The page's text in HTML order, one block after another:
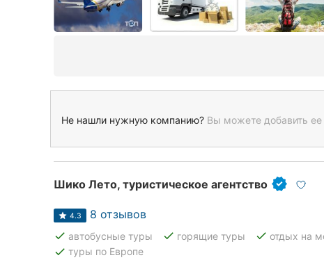
Не нашли нужную компанию? Вы можете добавить ее
Шико Лето, туристическое агентство
4.3 8 отзывов
done автобусные туры done горящие туры done отдых на
done туры по Европе